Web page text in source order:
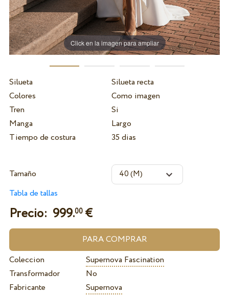
Click en la imagen para ampliar
Silueta
Silueta recta
Colores
Como imagen
Tren
Si
Manga
Largo
Tiempo de costura
35 dias
Tamaño
Tabla de tallas
Precio: 999.00€
Coleccion
Supernova Fascination
Transformador
No
Fabricante
Supernova